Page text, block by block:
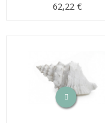
62,22 €